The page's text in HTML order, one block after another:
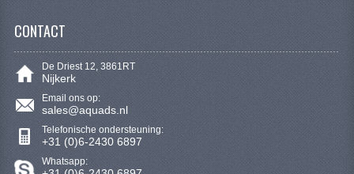
CONTACT
De Driest 12, 3861RT
Nijkerk
Email ons op:
sales@aquads.nl
Telefonische ondersteuning:
+31 (0)6-2430 6897
Whatsapp: